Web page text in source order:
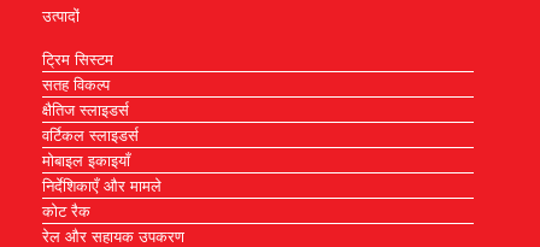
उत्पादों
ट्रिम सिस्टम
सतह विकल्प
क्षैतिज स्लाइडर्स
वर्टिकल स्लाइडर्स
मोबाइल इकाइयाँ
निर्देशिकाएँ और मामले
कोट रैक
रेल और सहायक उपकरण